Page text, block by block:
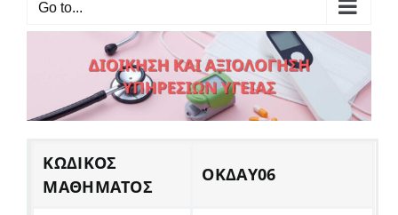
Go to...
ΚΩΔΙΚΟΣ
ΜΑΘΗΜΑΤΟΣ
ΟΚΔΑΥ06